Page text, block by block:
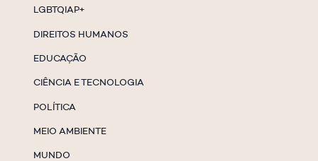
LGBTQIAP+
DIREITOS HUMANOS
EDUCAÇÃO
CIÊNCIA E TECNOLOGIA
POLÍTICA
MEIO AMBIENTE
MUNDO